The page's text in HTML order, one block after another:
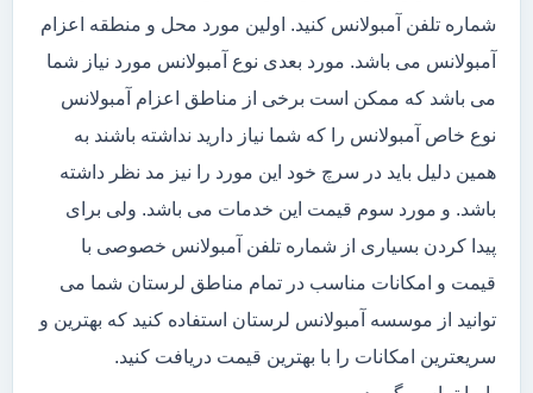
شماره تلفن آمبولانس کنید. اولین مورد محل و منطقه اعزام
آمبولانس می باشد. مورد بعدی نوع آمبولانس مورد نیاز شما
می باشد که ممکن است برخی از مناطق اعزام آمبولانس
نوع خاص آمبولانس را که شما نیاز دارید نداشته باشند به
همین دلیل باید در سرچ خود این مورد را نیز مد نظر داشته
باشد. و مورد سوم قیمت این خدمات می باشد. ولی برای
پیدا کردن بسیاری از شماره تلفن آمبولانس خصوصی با
قیمت و امکانات مناسب در تمام مناطق لرستان شما می
توانید از موسسه آمبولانس لرستان استفاده کنید که بهترین و
سریعترین امکانات را با بهترین قیمت دریافت کنید.